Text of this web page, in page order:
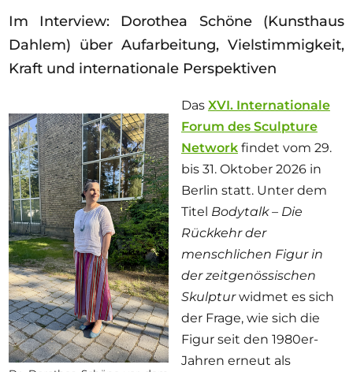
Mitglied werden
Künstler:innen
Über uns
Partners
Help
Kontakt
Im Interview: Dorothea Schöne (Kunsthaus
Dahlem) über Aufarbeitung, Vielstimmigkeit,
Kraft und internationale Perspektiven
Das XVI. Internationale
Forum des Sculpture
Networkfindet vom 29.
bis 31. Oktober 2026 in
Berlin statt. Unter dem
Titel Bodytalk – Die
Rückkehr der
menschlichen Figur in
der zeitgenössischen
Skulpturwidmet es sich
der Frage, wie sich die
Figur seit den 1980er-
Jahren erneut als